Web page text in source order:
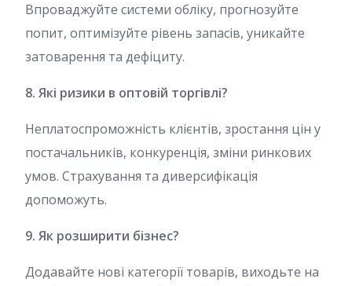
Впроваджуйте системи обліку, прогнозуйте
попит, оптимізуйте рівень запасів, уникайте
затоварення та дефіциту.
8. Які ризики в оптовій торгівлі?
Неплатоспроможність клієнтів, зростання цін у
постачальників, конкуренція, зміни ринкових
умов. Страхування та диверсифікація
допоможуть.
9. Як розширити бізнес?
Додавайте нові категорії товарів, виходьте на